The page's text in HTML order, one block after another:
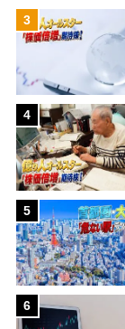
3
4
5
6